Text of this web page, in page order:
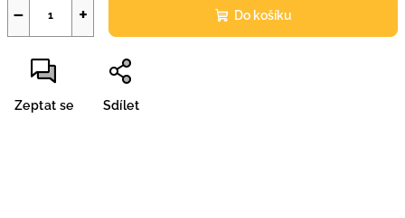
+
− Do košíku
Zeptat se Sdílet